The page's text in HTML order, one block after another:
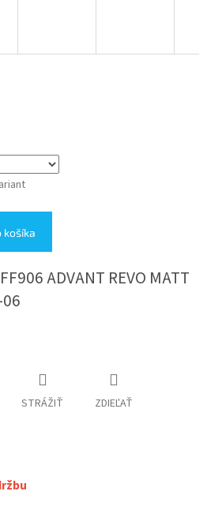
košíka
ADVANT REVO MATT
STRÁŽIŤ ZDIEĽAŤ